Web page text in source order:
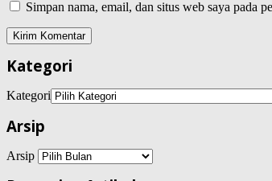
Simpan nama, email, dan situs web saya pada
Kategori
Kategori
Arsip
Arsip